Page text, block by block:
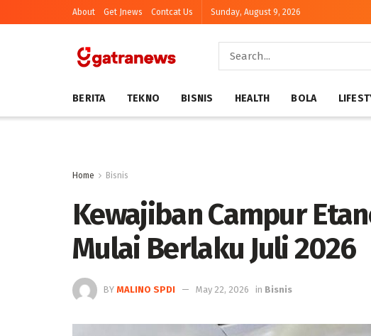
About Get Jnews Contcat Us Sunday, August 9, 2026
BERITA TEKNO BISNIS HEALTH BOLA
Home Bisnis
Kewajiban Campur
Mulai Berlaku Juli 2026
BY MALINO SPDI May 22, 2026 in Bisnis